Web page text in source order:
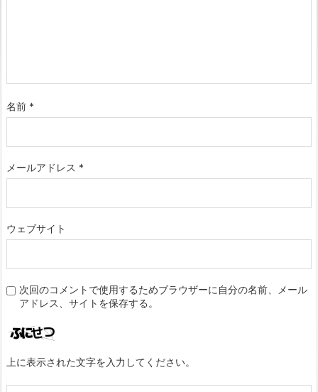
名前 *
メールアドレス *
ウェブサイト
次回のコメントで使用するためブラウザーに自分の名前、メール
アドレス、サイトを保存する。
上に表示された文字を入力してください。